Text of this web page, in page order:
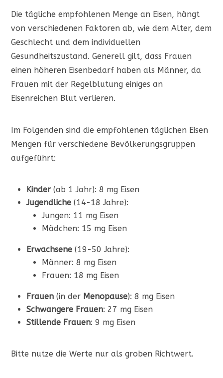
Die tägliche empfohlenen Menge an Eisen, hängt
von verschiedenen Faktoren ab, wie dem Alter, dem
Geschlecht und dem individuellen
Gesundheitszustand. Generell gilt, dass Frauen
einen höheren Eisenbedarf haben als Männer, da
Frauen mit der Regelblutung einiges an
Eisenreichen Blut verlieren.
Im Folgenden sind die empfohlenen täglichen Eisen
Mengen für verschiedene Bevölkerungsgruppen
aufgeführt:
Kinder(ab 1 Jahr): 8 mg Eisen
Jugendliche (14-18 Jahre):
Jungen: 11 mg Eisen
Mädchen: 15 mg Eisen
Erwachsene (19-50 Jahre):
Männer: 8 mg Eisen
Frauen: 18 mg Eisen
Frauen (in der Menopause): 8 mg Eisen
Schwangere Frauen: 27 mg Eisen
Stillende Frauen: 9 mg Eisen
Bitte nutze die Werte nur als groben Richtwert.